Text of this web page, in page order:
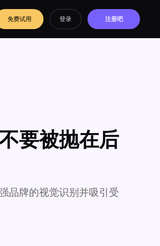
免费试用 登录 注册吧
要被抛在后
品牌的视觉识别并吸引受